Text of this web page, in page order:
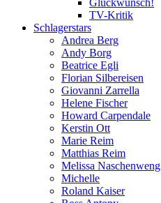
Glückwunsch!
TV-Kritik
Schlagerstars
Andrea Berg
Andy Borg
Beatrice Egli
Florian Silbereisen
Giovanni Zarrella
Helene Fischer
Howard Carpendale
Kerstin Ott
Marie Reim
Matthias Reim
Melissa Naschenweng
Michelle
Roland Kaiser